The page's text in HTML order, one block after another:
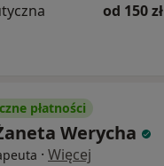
od 150 zł
płatności
Werycha
· Więcej